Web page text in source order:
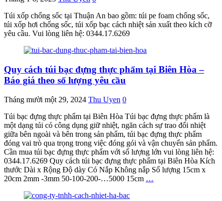
Túi xốp chống sốc tại Thuận An bao gồm: túi pe foam chống sốc,
túi xốp hơi chống sốc, túi xốp bạc cách nhiệt sản xuất theo kích cỡ
yêu cầu. Vui lòng liên hệ: 0344.17.6269
Quy cách túi bạc đựng thực phẩm tại Biên Hòa –
Báo giá theo số lượng yêu cầu
Tháng mười một 29, 2024 Thu Uyen 0
Túi bạc đựng thực phẩm tại Biên Hòa Túi bạc đựng thực phẩm là
một dạng túi có công dụng giữ nhiệt, ngăn cách sự trao đổi nhiệt
giữa bên ngoài và bên trong sản phẩm, túi bạc đựng thực phẩm
đóng vai trò qua trọng trong việc đóng gói và vận chuyển sản phẩm.
Cần mua túi bạc đựng thực phẩm với số lượng lớn vui lòng liên hệ:
0344.17.6269 Quy cách túi bạc đựng thực phẩm tại Biên Hòa Kích
thước Dài x Rộng Độ dày Có Nắp Không nắp Số lượng 15cm x
20cm 2mm -3mm 50-100-200-…5000 15cm …